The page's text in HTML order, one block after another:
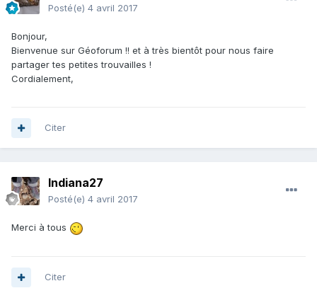
Posté(e) 4 avril 2017
Bonjour,
Bienvenue sur Géoforum !! et à très bientôt pour nous faire
partager tes petites trouvailles !
Cordialement,
Citer
Indiana27
Posté(e) 4 avril 2017
Merci à tous
Citer